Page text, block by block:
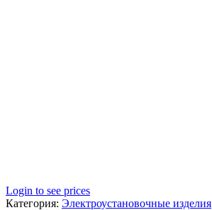
Login to see prices
Категория: Электроустановочные изделия